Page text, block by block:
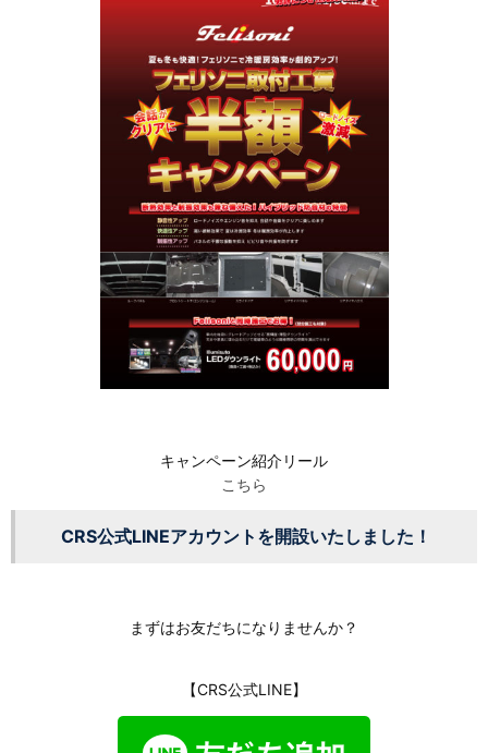
キャンペーン紹介リール
こちら
CRS公式LINEアカウントを開設いたしました！
まずはお友だちになりませんか？
【CRS公式LINE】